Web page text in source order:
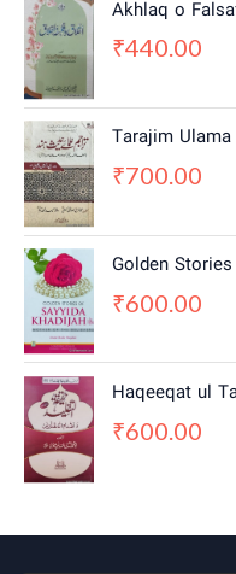
₹440.00
₹700.00
Golden
₹600.00
₹600.00